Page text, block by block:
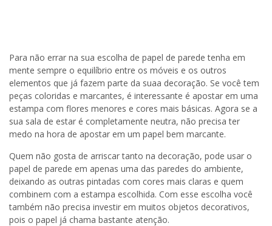
Para não errar na sua escolha de papel de parede tenha em
mente sempre o equilíbrio entre os móveis e os outros
elementos que já fazem parte da suaa decoração. Se você tem
peças coloridas e marcantes, é interessante é apostar em uma
estampa com flores menores e cores mais básicas. Agora se a
sua sala de estar é completamente neutra, não precisa ter
medo na hora de apostar em um papel bem marcante.
Quem não gosta de arriscar tanto na decoração, pode usar o
papel de parede em apenas uma das paredes do ambiente,
deixando as outras pintadas com cores mais claras e quem
combinem com a estampa escolhida. Com esse escolha você
também não precisa investir em muitos objetos decorativos,
pois o papel já chama bastante atenção.